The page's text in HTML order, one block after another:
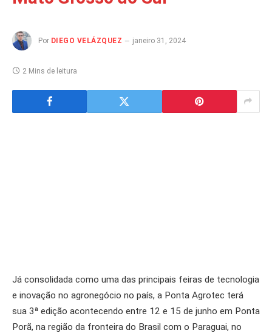
Por DIEGO VELÁZQUEZ janeiro 31, 2024
2 Mins de leitura
Já consolidada como uma das principais feiras de tecnologia
e inovação no agronegócio no país, a Ponta Agrotec terá
sua 3ª edição acontecendo entre 12 e 15 de junho em Ponta
Porã, na região da fronteira do Brasil com o Paraguai, no